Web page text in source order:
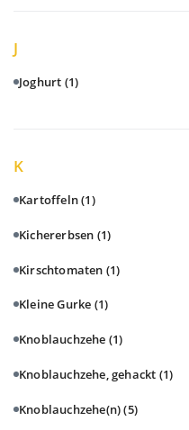
J
Joghurt (1)
K
Kartoffeln(1)
Kichererbsen (1)
Kirschtomaten (1)
Kleine Gurke (1)
Knoblauchzehe (1)
Knoblauchzehe, gehackt (1)
Knoblauchzehe(n)(5)